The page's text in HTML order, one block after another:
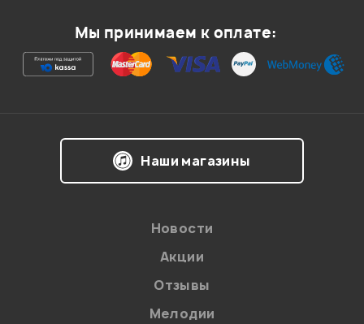
Мы принимаем к оплате:
Наши магазины
Новости
Акции
Отзывы
Мелодии